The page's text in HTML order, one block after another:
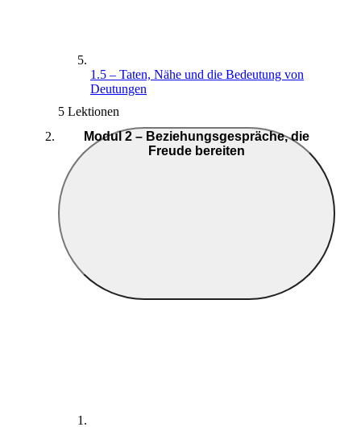
1.5 – Taten, Nähe und die Bedeutung von
Deutungen
5 Lektionen
Modul 2 – Beziehungsgespräche, die
Freude bereiten